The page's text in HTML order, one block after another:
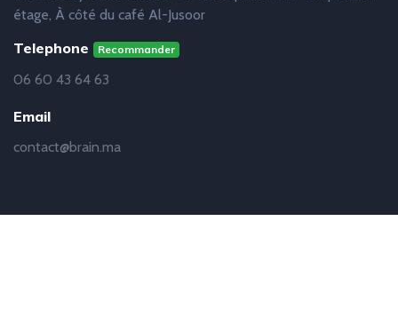
étage, À côté du café Al-Jusoor
Telephone Recommander
06 60 43 64 63
Email
contact@brain.ma